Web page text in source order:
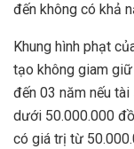
đến không có khả
Khung hình phạt
tạo không giam
đến 03 năm nếu
dưới 50.000.000
có giá trị từ